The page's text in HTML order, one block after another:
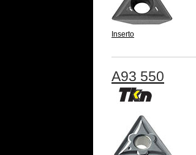
Inserto
A93 550